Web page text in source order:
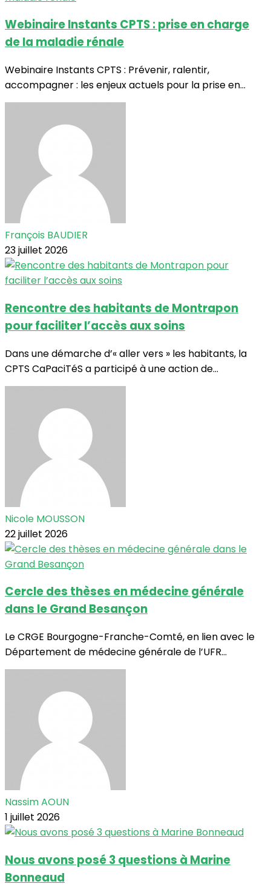
Webinaire Instants CPTS : prise en charge
de la maladie rénale
Webinaire Instants CPTS : Prévenir, ralentir,
accompagner : les enjeux actuels pour la prise en...
François BAUDIER
23 juillet 2026
Rencontre des habitants de Montrapon
pour faciliter l’accès aux soins
Dans une démarche d’« aller vers » les habitants, la
CPTS CaPaciTéS a participé à une action de...
Nicole MOUSSON
22 juillet 2026
Cercle des thèses en médecine générale
dans le Grand Besançon
Le CRGE Bourgogne-Franche-Comté, en lien avec le
Département de médecine générale de l’UFR...
Nassim AOUN
1 juillet 2026
Nous avons posé 3 questions à Marine
Bonneaud